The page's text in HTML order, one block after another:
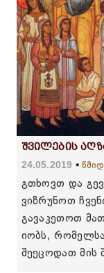
შვილების
24.05.2019
გთხოვთ და
ვიზრუნოთ
გავაკეთოთ
იობს,
შეეცოდათ მის